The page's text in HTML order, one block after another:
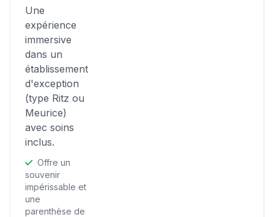
Une
expérience
immersive
dans un
établissement
d'exception
(type Ritz ou
Meurice)
avec soins
inclus.
Offre un
souvenir
impérissable et
une
parenthèse de